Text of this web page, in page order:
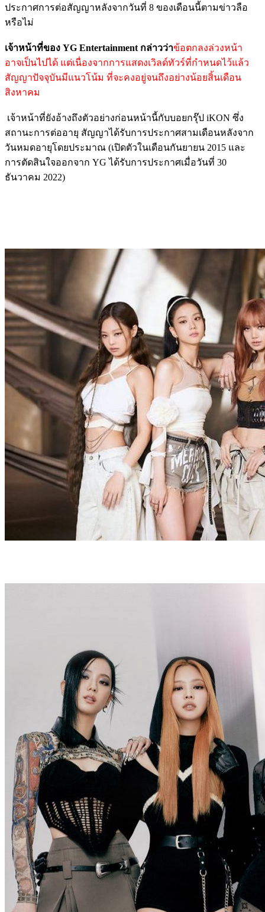
ประกาศการต่อสัญญาหลังจากวันที่ 8 ของเดือนนี้ตามข่าวลือ
หรือไม่
เจ้าหน้าที่ของ YG Entertainment กล่าวว่าข้อตกลงล่วงหน้า
อาจเป็นไปได้ แต่เนื่องจากการแสดงเวิลด์ทัวร์ที่กําหนดไว้แล้ว
สัญญาปัจจุบันมีแนวโน้ม ที่จะคงอยู่จนถึงอย่างน้อยสิ้นเดือน
สิงหาคม
เจ้าหน้าที่ยังอ้างถึงตัวอย่างก่อนหน้านี้กับบอยกรุ๊ป iKON ซึ่ง
สถานะการต่ออายุ สัญญาได้รับการประกาศสามเดือนหลังจาก
วันหมดอายุโดยประมาณ (เปิดตัวในเดือนกันยายน 2015 และ
การตัดสินใจออกจาก YG ได้รับการประกาศเมื่อวันที่ 30
ธันวาคม 2022)